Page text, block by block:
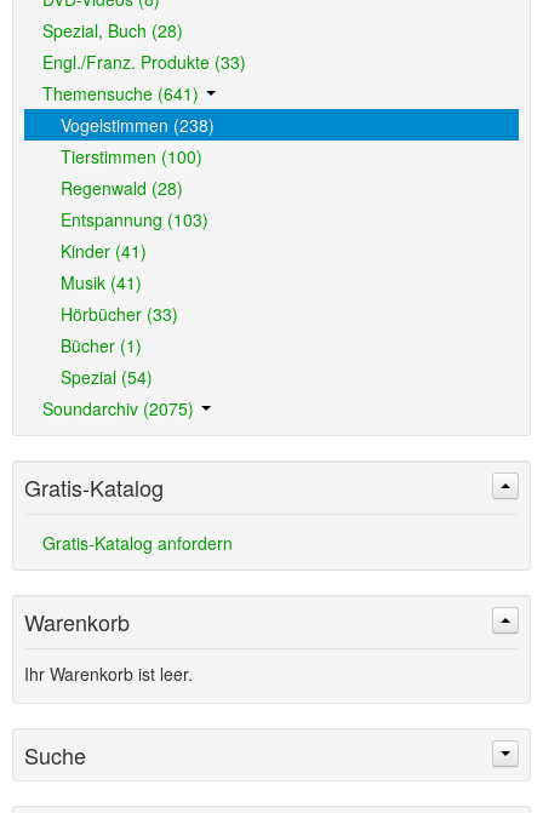
Spezial, Buch (28)
Engl./Franz. Produkte (33)
Themensuche (641)
Vogelstimmen (238)
Tierstimmen (100)
Regenwald (28)
Entspannung (103)
Kinder (41)
Musik (41)
Hörbücher (33)
Bücher (1)
Spezial (54)
Soundarchiv (2075)
Gratis-Katalog
Gratis-Katalog anfordern
Warenkorb
Ihr Warenkorb ist leer.
Suche